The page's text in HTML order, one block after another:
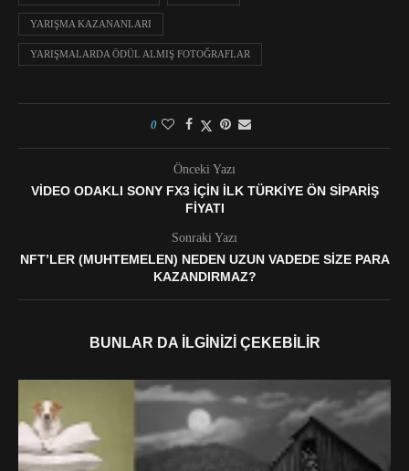
YARIŞMA KAZANANLARI
YARIŞMALARDA ÖDÜL ALMIŞ FOTOĞRAFLAR
0
Önceki Yazı
VIDEO ODAKLI SONY FX3 IÇIN ILK TÜRKIYE ÖN SIPARIŞ
FIYATI
Sonraki Yazı
NFT’LER (MUHTEMELEN) NEDEN UZUN VADEDE SIZE PARA
KAZANDIRMAZ?
BUNLAR DA İLGINIZI ÇEKEBILIR